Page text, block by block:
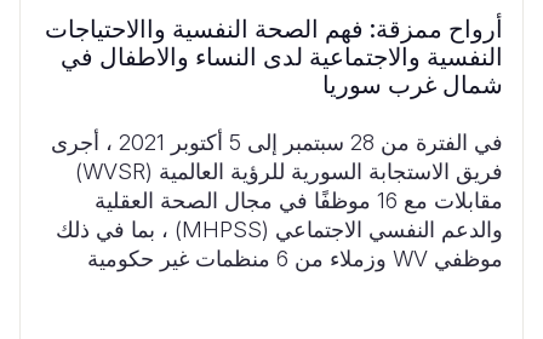
أرواح ممزقة: فهم الصحة النفسية واالاحتياجات
النفسية والاجتماعية لدى النساء والاطفال في
شمال غرب سوريا
في الفترة من 28 سبتمبر إلى 5 أكتوبر 2021 ، أجرى
فريق الاستجابة السورية للرؤية العالمية (WVSR)
مقابلات مع 16 موظفًا في مجال الصحة العقلية
والدعم النفسي الاجتماعي (MHPSS) ، بما في ذلك
موظفي WV وزملاء من 6 منظمات غير حكومية